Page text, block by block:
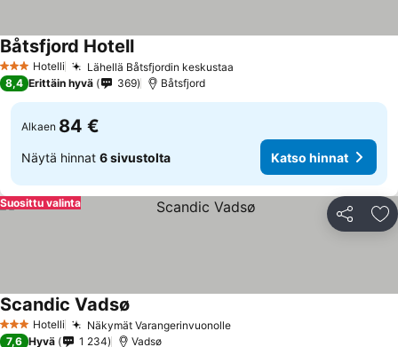
3 Tähtiluokitus
Hotelli Lähellä Båtsfjordin keskustaa
Båtsfjord HotellKatso hinnat
8,4 Erittäin hyvä 369 Båtsfjord
Alkaen 84 €
Näytä hinnat 6 sivustolta Katso hinnat
Jaa
Suosittu valinta
3 Tähtiluokitus
Hotelli Näkymät VarangerinvuonolleKatso hinnat
Scandic Vadsø
7,6 Hyvä 1 234 Vadsø